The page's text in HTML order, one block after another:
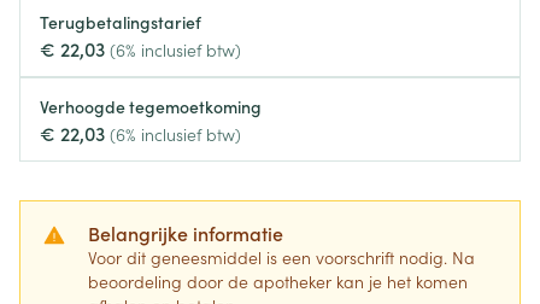
Terugbetalingstarief
€ 22,03 (6% inclusief btw)
Verhoogde tegemoetkoming
€ 22,03 (6% inclusief btw)
Belangrijke informatie
Voor dit geneesmiddel is een voorschrift nodig. Na
beoordeling door de apotheker kan je het komen